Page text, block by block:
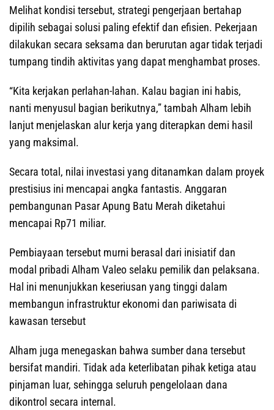
Melihat kondisi tersebut, strategi pengerjaan bertahap
dipilih sebagai solusi paling efektif dan efisien. Pekerjaan
dilakukan secara seksama dan berurutan agar tidak terjadi
tumpang tindih aktivitas yang dapat menghambat proses.
“Kita kerjakan perlahan-lahan. Kalau bagian ini habis,
nanti menyusul bagian berikutnya,” tambah Alham lebih
lanjut menjelaskan alur kerja yang diterapkan demi hasil
yang maksimal.
Secara total, nilai investasi yang ditanamkan dalam proyek
prestisius ini mencapai angka fantastis. Anggaran
pembangunan Pasar Apung Batu Merah diketahui
mencapai Rp71 miliar.
Pembiayaan tersebut murni berasal dari inisiatif dan
modal pribadi Alham Valeo selaku pemilik dan pelaksana.
Hal ini menunjukkan keseriusan yang tinggi dalam
membangun infrastruktur ekonomi dan pariwisata di
kawasan tersebut
Alham juga menegaskan bahwa sumber dana tersebut
bersifat mandiri. Tidak ada keterlibatan pihak ketiga atau
pinjaman luar, sehingga seluruh pengelolaan dana
dikontrol secara internal.